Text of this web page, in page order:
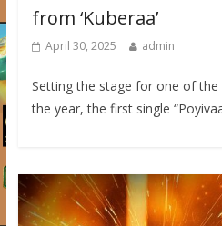
from ‘Kuberaa’
April 30, 2025 admin
Setting the stage for one of
the year, the first single